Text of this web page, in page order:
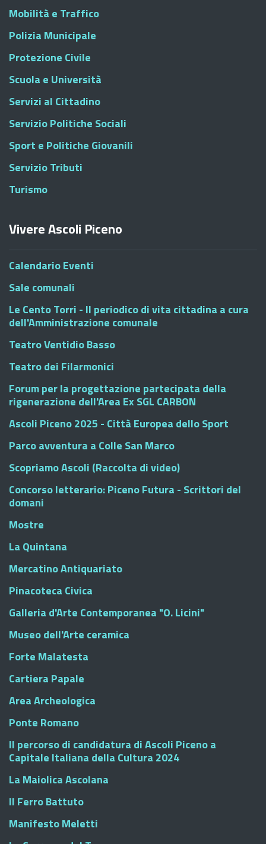
Mobilità e Traffico
Polizia Municipale
Protezione Civile
Scuola e Università
Servizi al Cittadino
Servizio Politiche Sociali
Sport e Politiche Giovanili
Servizio Tributi
Turismo
Vivere Ascoli Piceno
Calendario Eventi
Sale comunali
Le Cento Torri - Il periodico di vita cittadina a cura
dell'Amministrazione comunale
Teatro Ventidio Basso
Teatro dei Filarmonici
Forum per la progettazione partecipata della
rigenerazione dell'Area Ex SGL CARBON
Ascoli Piceno 2025 - Città Europea dello Sport
Parco avventura a Colle San Marco
Scopriamo Ascoli (Raccolta di video)
Concorso letterario: Piceno Futura - Scrittori del
domani
Mostre
La Quintana
Mercatino Antiquariato
Pinacoteca Civica
Galleria d'Arte Contemporanea "O. Licini"
Museo dell'Arte ceramica
Forte Malatesta
Cartiera Papale
Area Archeologica
Ponte Romano
Il percorso di candidatura di Ascoli Piceno a
Capitale Italiana della Cultura 2024
La Maiolica Ascolana
Il Ferro Battuto
Manifesto Meletti